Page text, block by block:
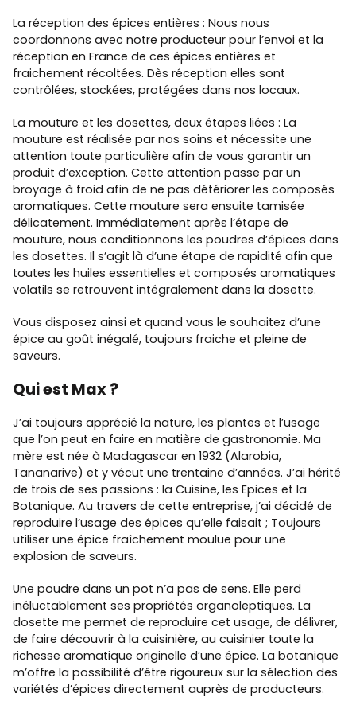
La réception des épices entières : Nous nous
coordonnons avec notre producteur pour l’envoi et la
réception en France de ces épices entières et
fraichement récoltées. Dès réception elles sont
contrôlées, stockées, protégées dans nos locaux.
La mouture et les dosettes, deux étapes liées : La
mouture est réalisée par nos soins et nécessite une
attention toute particulière afin de vous garantir un
produit d’exception. Cette attention passe par un
broyage à froid afin de ne pas détériorer les composés
aromatiques. Cette mouture sera ensuite tamisée
délicatement. Immédiatement après l’étape de
mouture, nous conditionnons les poudres d’épices dans
les dosettes. Il s’agit là d’une étape de rapidité afin que
toutes les huiles essentielles et composés aromatiques
volatils se retrouvent intégralement dans la dosette.
Vous disposez ainsi et quand vous le souhaitez d’une
épice au goût inégalé, toujours fraiche et pleine de
saveurs.
Qui est Max ?
J’ai toujours apprécié la nature, les plantes et l’usage
que l’on peut en faire en matière de gastronomie. Ma
mère est née à Madagascar en 1932 (Alarobia,
Tananarive) et y vécut une trentaine d’années. J’ai hérité
de trois de ses passions : la Cuisine, les Epices et la
Botanique. Au travers de cette entreprise, j’ai décidé de
reproduire l’usage des épices qu’elle faisait ; Toujours
utiliser une épice fraîchement moulue pour une
explosion de saveurs.
Une poudre dans un pot n’a pas de sens. Elle perd
inéluctablement ses propriétés organoleptiques. La
dosette me permet de reproduire cet usage, de délivrer,
de faire découvrir à la cuisinière, au cuisinier toute la
richesse aromatique originelle d’une épice. La botanique
m’offre la possibilité d’être rigoureux sur la sélection des
variétés d’épices directement auprès de producteurs.